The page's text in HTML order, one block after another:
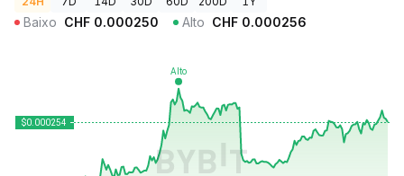
Baixo CHF 0.000250 Alto CHF 0.000256